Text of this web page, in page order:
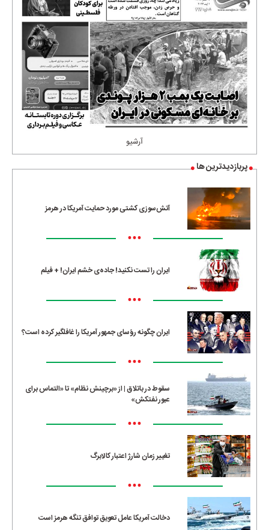
آرشیو
پربازدیدترین ها
آتش‌سوزی کشتی مورد حمایت آمریکا در هرمز
•••
ایران را تست نکنید! جاده‌ی خشم ایران! + فیلم
•••
ایران چگونه رؤسای جمهور آمریکا را غافلگیر کرده است؟
•••
سقوط در باتلاق | از «برچینش نظام» تا «التماس برای
عبور نفتکش»
•••
تغییر زمان شارژ اعتبار کالابرگ
•••
دخالت آمریکا عامل تعویق توافق تنگه هرمز است